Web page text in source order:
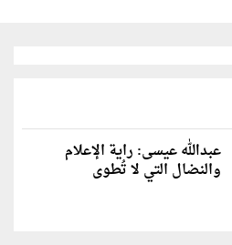
عبدالله عيسى: راية الإعلام
والنضال التي لا تُطوى